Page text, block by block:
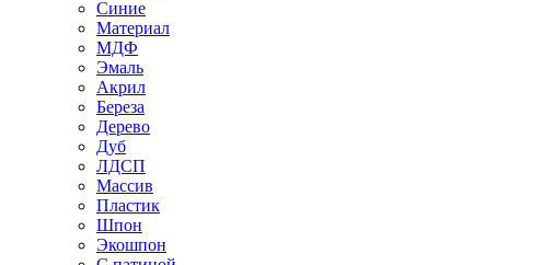
Синие
Материал
МДФ
Эмаль
Акрил
Береза
Дерево
Дуб
ЛДСП
Массив
Пластик
Шпон
Экошпон